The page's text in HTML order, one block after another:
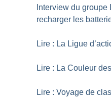
Interview du groupe
recharger les
Lire : La Ligue
Lire : La Couleur
Lire : Voyage de